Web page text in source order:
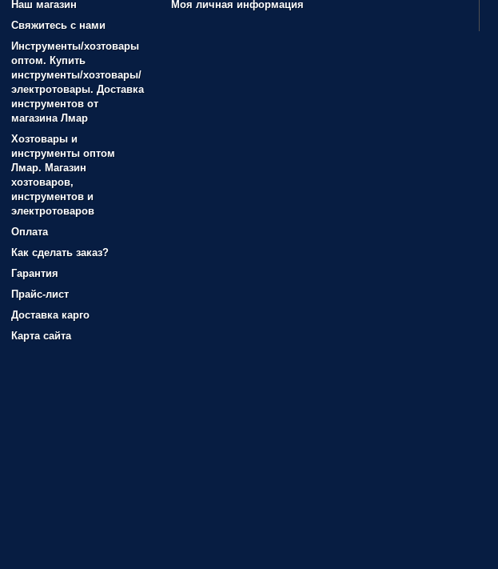
Наш магазин
Свяжитесь с нами
Инструменты/хозтовары
оптом. Купить
инструменты/хозтовары/
электротовары. Доставка
инструментов от
магазина Лмар
Хозтовары и
инструменты оптом
Лмар. Магазин
хозтоваров,
инструментов и
электротоваров
Оплата
Как сделать заказ?
Гарантия
Прайс-лист
Доставка карго
Карта сайта
Моя личная информация